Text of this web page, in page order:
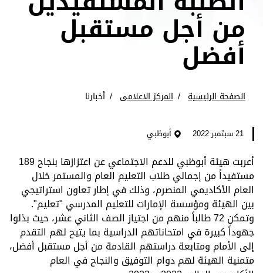
من أجل مستقبل
أفضل
الصفحة الرئيسية المركز الاعلامى أخبارنا
21 سبتمبر 2022 أبوظبي
أعربت هيئة أبوظبي للدعم الاجتماعي عن اعتزازها بنجاح 189
مستفيداً من إجمالي طلاب التعليم العام والمستمر خلال
العام الأكاديمي المنصرم، وذلك في إطار تعاون استراتيجي
بين الهيئة ومؤسسة الإمارات للتعليم المدرسي "تعليم".
وتمكن 72 طالباً منهم من اجتياز الصف الثاني عشر، حيث بذلوا
جهوداً كبيرة في امتحاناتهم الدراسية بما يتيح لهم التقدم
إلى الأمام ومتابعة دراستهم القادمة من أجل مستقبل أفضل،
متمنية الهيئة لهم دوام التوفيق والنجاح في العام